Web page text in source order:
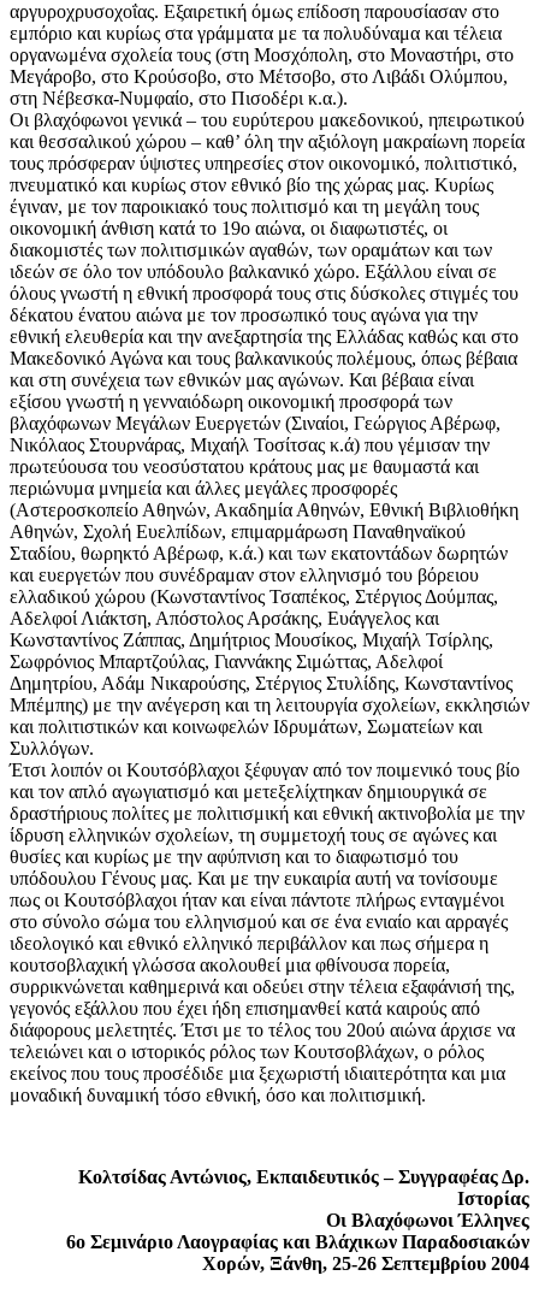
αργυροχρυσοχοΐας. Εξαιρετική όμως επίδοση παρουσίασαν στο
εμπόριο και κυρίως στα γράμματα με τα πολυδύναμα και τέλεια
οργανωμένα σχολεία τους (στη Μοσχόπολη, στο Μοναστήρι, στο
Μεγάροβο, στο Κρούσοβο, στο Μέτσοβο, στο Λιβάδι Ολύμπου,
στη Νέβεσκα-Νυμφαίο, στο Πισοδέρι κ.α.).
Οι βλαχόφωνοι γενικά – του ευρύτερου μακεδονικού, ηπειρωτικού
και θεσσαλικού χώρου – καθ’ όλη την αξιόλογη μακραίωνη πορεία
τους πρόσφεραν ύψιστες υπηρεσίες στον οικονομικό, πολιτιστικό,
πνευματικό και κυρίως στον εθνικό βίο της χώρας μας. Κυρίως
έγιναν, με τον παροικιακό τους πολιτισμό και τη μεγάλη τους
οικονομική άνθιση κατά το 19ο αιώνα, οι διαφωτιστές, οι
διακομιστές των πολιτισμικών αγαθών, των οραμάτων και των
ιδεών σε όλο τον υπόδουλο βαλκανικό χώρο. Εξάλλου είναι σε
όλους γνωστή η εθνική προσφορά τους στις δύσκολες στιγμές του
δέκατου ένατου αιώνα με τον προσωπικό τους αγώνα για την
εθνική ελευθερία και την ανεξαρτησία της Ελλάδας καθώς και στο
Μακεδονικό Αγώνα και τους βαλκανικούς πολέμους, όπως βέβαια
και στη συνέχεια των εθνικών μας αγώνων. Και βέβαια είναι
εξίσου γνωστή η γενναιόδωρη οικονομική προσφορά των
βλαχόφωνων Μεγάλων Ευεργετών (Σιναίοι, Γεώργιος Αβέρωφ,
Νικόλαος Στουρνάρας, Μιχαήλ Τοσίτσας κ.ά) που γέμισαν την
πρωτεύουσα του νεοσύστατου κράτους μας με θαυμαστά και
περιώνυμα μνημεία και άλλες μεγάλες προσφορές
(Αστεροσκοπείο Αθηνών, Ακαδημία Αθηνών, Εθνική Βιβλιοθήκη
Αθηνών, Σχολή Ευελπίδων, επιμαρμάρωση Παναθηναϊκού
Σταδίου, θωρηκτό Αβέρωφ, κ.ά.) και των εκατοντάδων δωρητών
και ευεργετών που συνέδραμαν στον ελληνισμό του βόρειου
ελλαδικού χώρου (Κωνσταντίνος Τσαπέκος, Στέργιος Δούμπας,
Αδελφοί Λιάκτση, Απόστολος Αρσάκης, Ευάγγελος και
Κωνσταντίνος Ζάππας, Δημήτριος Μουσίκος, Μιχαήλ Τσίρλης,
Σωφρόνιος Μπαρτζούλας, Γιαννάκης Σιμώττας, Αδελφοί
Δημητρίου, Αδάμ Νικαρούσης, Στέργιος Στυλίδης, Κωνσταντίνος
Μπέμπης) με την ανέγερση και τη λειτουργία σχολείων, εκκλησιών
και πολιτιστικών και κοινωφελών Ιδρυμάτων, Σωματείων και
Συλλόγων.
Έτσι λοιπόν οι Κουτσόβλαχοι ξέφυγαν από τον ποιμενικό τους βίο
και τον απλό αγωγιατισμό και μετεξελίχτηκαν δημιουργικά σε
δραστήριους πολίτες με πολιτισμική και εθνική ακτινοβολία με την
ίδρυση ελληνικών σχολείων, τη συμμετοχή τους σε αγώνες και
θυσίες και κυρίως με την αφύπνιση και το διαφωτισμό του
υπόδουλου Γένους μας. Και με την ευκαιρία αυτή να τονίσουμε
πως οι Κουτσόβλαχοι ήταν και είναι πάντοτε πλήρως ενταγμένοι
στο σύνολο σώμα του ελληνισμού και σε ένα ενιαίο και αρραγές
ιδεολογικό και εθνικό ελληνικό περιβάλλον και πως σήμερα η
κουτσοβλαχική γλώσσα ακολουθεί μια φθίνουσα πορεία,
συρρικνώνεται καθημερινά και οδεύει στην τέλεια εξαφάνισή της,
γεγονός εξάλλου που έχει ήδη επισημανθεί κατά καιρούς από
διάφορους μελετητές. Έτσι με το τέλος του 20ού αιώνα άρχισε να
τελειώνει και ο ιστορικός ρόλος των Κουτσοβλάχων, ο ρόλος
εκείνος που τους προσέδιδε μια ξεχωριστή ιδιαιτερότητα και μια
μοναδική δυναμική τόσο εθνική, όσο και πολιτισμική.
Κολτσίδας Αντώνιος, Εκπαιδευτικός – Συγγραφέας Δρ.
Ιστορίας
Οι Βλαχόφωνοι Έλληνες
6o Σεμινάριο Λαογραφίας και Βλάχικων Παραδοσιακών
Χορών, Ξάνθη, 25-26 Σεπτεμβρίου 2004